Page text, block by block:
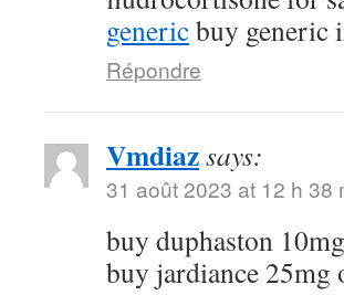
genericbuy generic
Répondre
Vmdiazsays:
31 août 2023 at 12 h 38
buy duphaston
buy jardiance 25mg